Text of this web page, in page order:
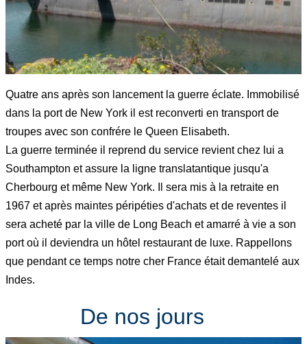
Quatre ans après son lancement la guerre éclate. Immobilisé
dans la port de New York il est reconverti en transport de
troupes avec son confrére le Queen Elisabeth.
La guerre terminée il reprend du service revient chez lui a
Southampton et assure la ligne translatantique jusqu'a
Cherbourg et même New York. Il sera mis à la retraite en
1967 et après maintes péripéties d'achats et de reventes il
sera acheté par la ville de Long Beach et amarré à vie a son
port où il deviendra un hôtel restaurant de luxe. Rappellons
que pendant ce temps notre cher France était demantelé aux
Indes.
De nos jours